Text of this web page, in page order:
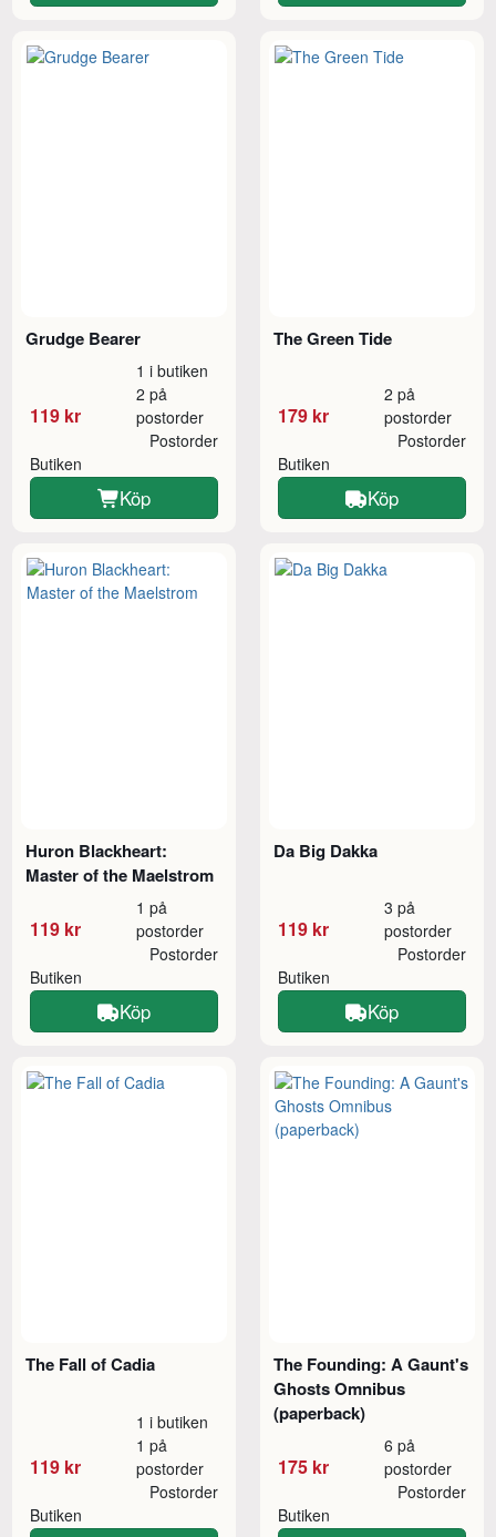
Grudge Bearer
119 kr
1 i butiken
2 på
postorder
Butiken
Postorder
Köp
The Green Tide
179 kr
2 på
postorder
Butiken
Postorder
Köp
Huron Blackheart:
Master of the Maelstrom
119 kr
1 på
postorder
Butiken
Postorder
Köp
Da Big Dakka
119 kr
3 på
postorder
Butiken
Postorder
Köp
The Fall of Cadia
119 kr
1 i butiken
1 på
postorder
Butiken
Postorder
The Founding: A Gaunt's
Ghosts Omnibus
(paperback)
175 kr
6 på
postorder
Butiken
Postorder